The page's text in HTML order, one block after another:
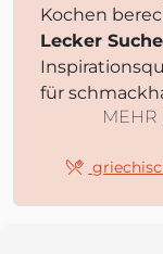
Kochen
Lecker
für
MEHR